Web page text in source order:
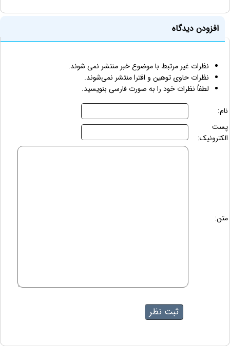
افزودن دیدگاه
نظرات غیر مرتبط با موضوع خبر منتشر نمی شوند.
نظرات حاوی توهین و افترا منتشر نمی‌شوند.
لطفاً نظرات خود را به صورت فارسی بنویسید.
نام:
پست
الکترونیک:
متن: